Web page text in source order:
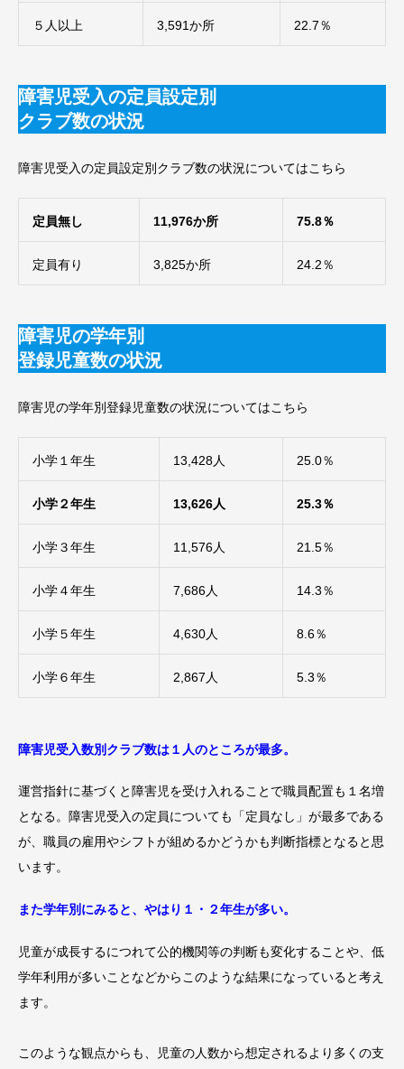
５人以上 3,591か所 22.7％
障害児受入の定員設定別
クラブ数の状況
障害児受入の定員設定別クラブ数の状況についてはこちら
定員無し 11,976か所 75.8％
定員有り 3,825か所 24.2％
障害児の学年別
登録児童数の状況
障害児の学年別登録児童数の状況についてはこちら
小学１年生 13,428人 25.0％
小学２年生 13,626人 25.3％
小学３年生 11,576人 21.5％
小学４年生 7,686人 14.3％
小学５年生 4,630人 8.6％
小学６年生 2,867人 5.3％
障害児受入数別クラブ数は１人のところが最多。
運営指針に基づくと障害児を受け入れることで職員配置も１名増
となる。障害児受入の定員についても「定員なし」が最多である
が、職員の雇用やシフトが組めるかどうかも判断指標となると思
います。
また学年別にみると、やはり１・２年生が多い。
児童が成長するにつれて公的機関等の判断も変化することや、低
学年利用が多いことなどからこのような結果になっていると考え
ます。
このような観点からも、児童の人数から想定されるより多くの支